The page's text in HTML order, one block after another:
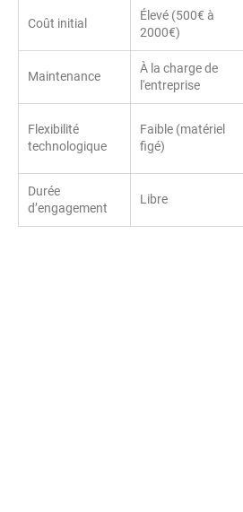
Coût initial
Élevé (500€ à
2000€)
Maintenance
À la charge de
l'entreprise
Flexibilité
technologique
Faible (matériel
figé)
Durée
d’engagement
Libre